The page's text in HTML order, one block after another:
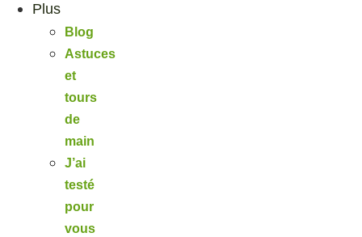
Plus
Blog
Astuces
et
tours
de
main
J’ai
testé
pour
vous